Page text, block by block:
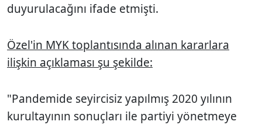
duyurulacağını ifade etmişti.
Özel'in MYK toplantısında alınan kararlara
ilişkin açıklaması şu şekilde:
"Pandemide seyircisiz yapılmış 2020 yılının
kurultayının sonuçları ile partiyi yönetmeye